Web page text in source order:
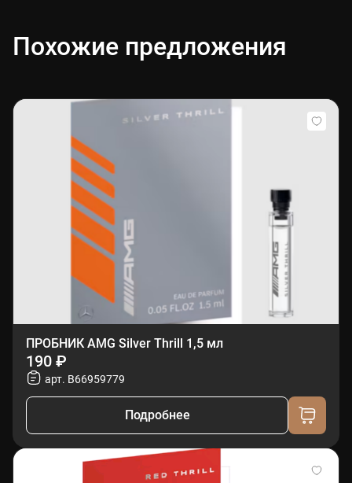
Похожие предложения
ПРОБНИК AMG Silver Thrill 1,5 мл
190 ₽
арт. B66959779
Подробнее